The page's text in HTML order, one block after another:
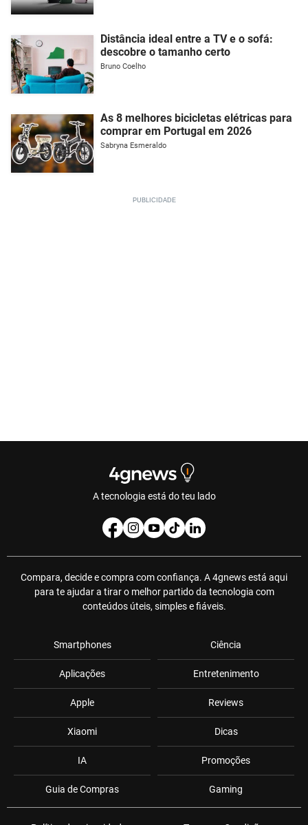
Distância ideal entre a TV e o sofá:
descobre o tamanho certo
Bruno Coelho
As 8 melhores bicicletas elétricas para
comprar em Portugal em 2026
Sabryna Esmeraldo
A tecnologia está do teu lado
Compara, decide e compra com confiança. A 4gnews está aqui
para te ajudar a tirar o melhor partido da tecnologia com
conteúdos úteis, simples e fiáveis.
Smartphones
Aplicações
Apple
Xiaomi
IA
Guia de Compras
Ciência
Entretenimento
Reviews
Dicas
Promoções
Gaming